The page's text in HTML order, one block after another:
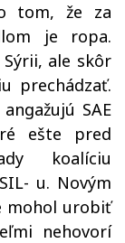
tom, že za
je ropa.
ale skôr
prechádzať.
SAE
ešte pred
koalíciu
u. Novým
mohol urobiť
nehovorí